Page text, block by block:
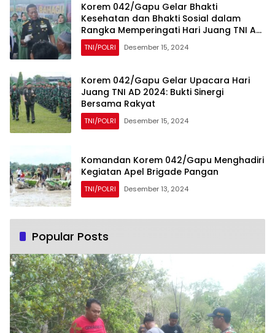
Korem 042/Gapu Gelar Bhakti
Kesehatan dan Bhakti Sosial dalam
Rangka Memperingati Hari Juang TNI AD
Tahun 2024
TNI/POLRI Desember 15, 2024
Korem 042/Gapu Gelar Upacara Hari
Juang TNI AD 2024: Bukti Sinergi
Bersama Rakyat
TNI/POLRI Desember 15, 2024
Komandan Korem 042/Gapu Menghadiri
Kegiatan Apel Brigade Pangan
TNI/POLRI Desember 13, 2024
Popular Posts